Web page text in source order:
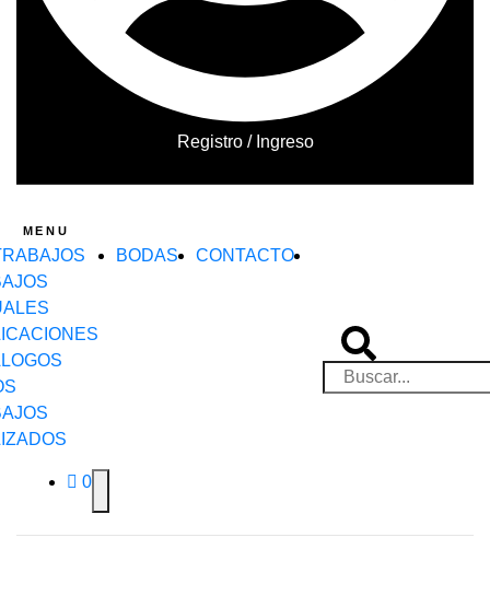
Registro / Ingreso
MENU
BODAS CONTACTO
0